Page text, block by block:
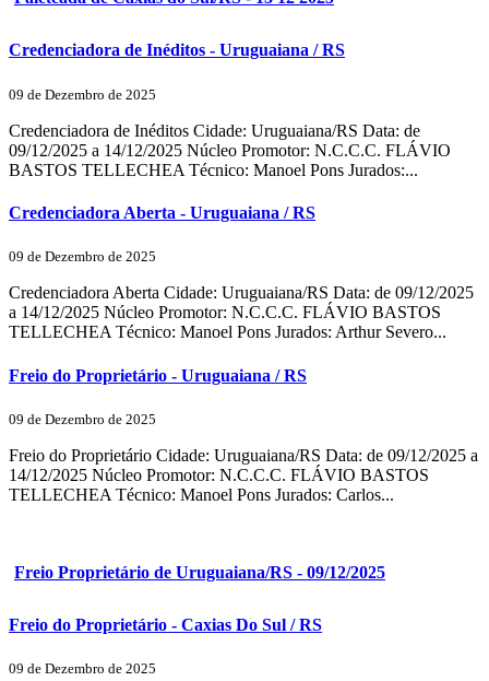
Credenciadora de Inéditos - Uruguaiana / RS
09 de Dezembro de 2025
Credenciadora de Inéditos Cidade: Uruguaiana/RS Data: de
09/12/2025 a 14/12/2025 Núcleo Promotor: N.C.C.C. FLÁVIO
BASTOS TELLECHEA Técnico: Manoel Pons Jurados:...
Credenciadora Aberta - Uruguaiana / RS
09 de Dezembro de 2025
Credenciadora Aberta Cidade: Uruguaiana/RS Data: de 09/12/2025
a 14/12/2025 Núcleo Promotor: N.C.C.C. FLÁVIO BASTOS
TELLECHEA Técnico: Manoel Pons Jurados: Arthur Severo...
Freio do Proprietário - Uruguaiana / RS
09 de Dezembro de 2025
Freio do Proprietário Cidade: Uruguaiana/RS Data: de 09/12/2025 a
14/12/2025 Núcleo Promotor: N.C.C.C. FLÁVIO BASTOS
TELLECHEA Técnico: Manoel Pons Jurados: Carlos...
Freio Proprietário de Uruguaiana/RS - 09/12/2025
Freio do Proprietário - Caxias Do Sul / RS
09 de Dezembro de 2025